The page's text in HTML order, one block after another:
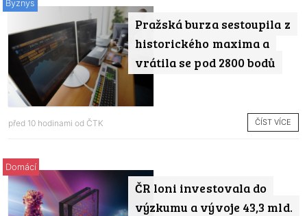
Pražská burza sestoupila z
historického maxima a
vrátila se pod 2800 bodů
Byznys
před 10 hodinami od ČTK ČÍST VÍCE
ČR loni investovala do
výzkumu a vývoje 43,3 mld.
Domácí